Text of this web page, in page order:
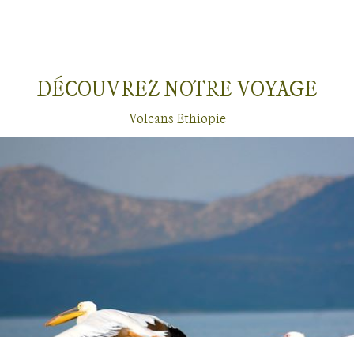
90% de satisfaction(21 avis)
DÉCOUVREZ NOTREVOYAGE
Volcans Ethiopie